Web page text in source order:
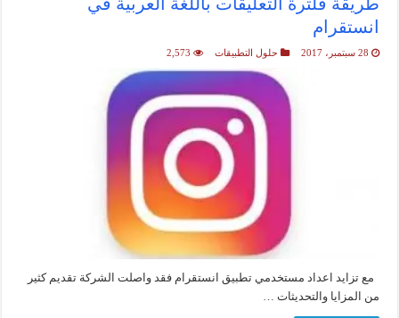
انستقرام
28 سبتمبر، 2017 حلول التطبيقات 2,573
مع تزايد اعداد مستخدمي تطبيق انستقرام فقد واصلت الشركة تقديم كثير
من المزايا والتحديثات …